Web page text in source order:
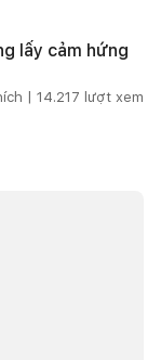
lấy cảm hứng
| 14.217 lượt xem